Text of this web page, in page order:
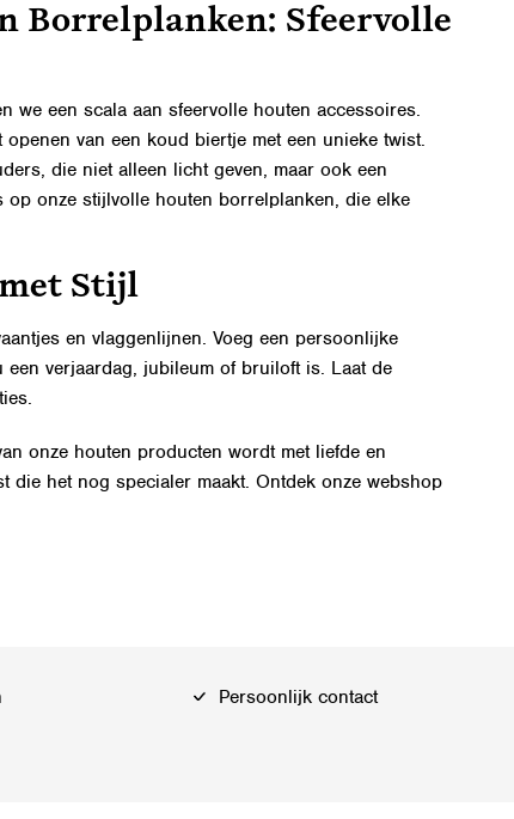
Borrelplanken: Sfeervolle
we een scala aan sfeervolle houten accessoires.
van een koud biertje met een unieke twist.
die niet alleen licht geven, maar ook een
onze stijlvolle houten borrelplanken, die elke
Stijl
en vlaggenlijnen. Voeg een persoonlijke
verjaardag, jubileum of bruiloft is. Laat de
onze houten producten wordt met liefde en
die het nog specialer maakt. Ontdek onze webshop
Persoonlijk contact